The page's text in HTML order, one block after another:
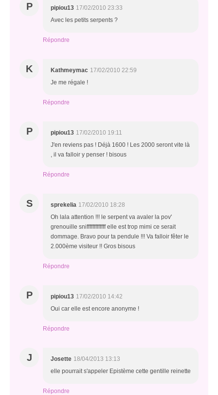
P pipiou13 17/02/2010 23:33
Avec les petits serpents ?
Répondre
K Kathmeymac 17/02/2010 22:59
Je me régale !
Répondre
P pipiou13 17/02/2010 19:11
J'en reviens pas ! Déjà 1600 ! Les 2000 seront vite là
, il va falloir y penser ! bisous
Répondre
S sprekelia 17/02/2010 18:28
Oh lala attention !!! le serpent va avaler la pov'
grenouille snifffffffffffff elle est trop mimi ce serait
dommage. Bravo pour ta pendule !!! Va falloir fêter le
2.000ème visiteur !! Gros bisous
Répondre
P pipiou13 17/02/2010 14:42
Oui car elle est encore anonyme !
Répondre
J Josette 18/04/2013 13:13
elle pourrait s'appeler Epistème cette gentille reinette
Répondre